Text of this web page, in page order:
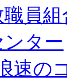
員組
ター
速の